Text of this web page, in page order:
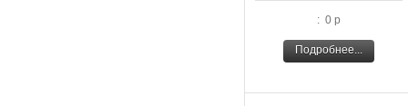
: 0 р
Подробнее...